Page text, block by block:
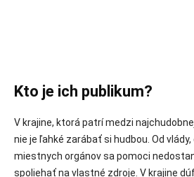
Kto je ich publikum?
V krajine, ktorá patrí medzi
nie je ľahké zarábať si hudbou. Od
miestnych orgánov sa pomoci
spoliehať na vlastné zdroje. V krajine